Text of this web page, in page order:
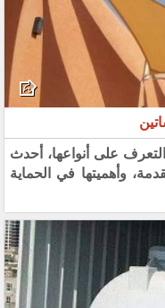
على أنواعها، أحدث
وأهميتها في الحماية